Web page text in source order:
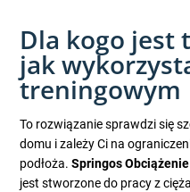
Dla kogo jest
jak
treningowym
To rozwiązanie sprawdzi się
domu i zależy Ci na
podłoża.Springos
jest stworzone do pracy z